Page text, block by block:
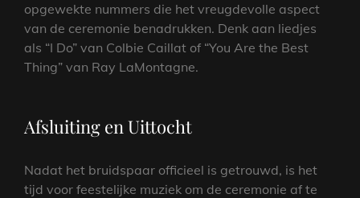
opgewekte nummers die het vreugdevolle aspect
van de ceremonie benadrukken. Denk aan liedjes
als “I Do” van Colbie Caillat of “You Are the Best
Thing” van Ray LaMontagne.
Afsluiting en Uittocht
Nadat het bruidspaar officieel is getrouwd, is het
tijd voor feestelijke muziek om de ceremonie af te